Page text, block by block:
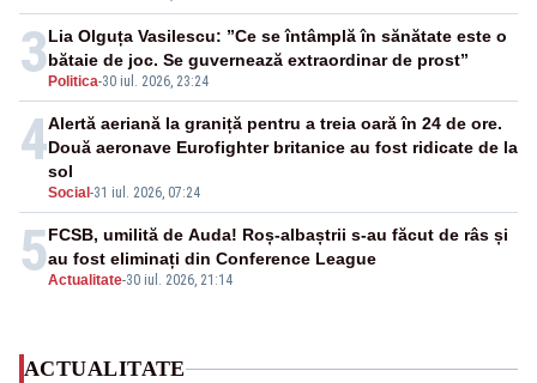
3 Politica-30 iul. 2026, 23:24
Lia Olguța Vasilescu: ”Ce se întâmplă în sănătate este o
bătaie de joc. Se guvernează extraordinar de prost”
4
Social -31 iul. 2026, 07:24
Alertă aeriană la graniță pentru a treia oară în 24 de ore.
Două aeronave Eurofighter britanice au fost ridicate de la
sol
5Actualitate-30 iul. 2026, 21:14
FCSB, umilită de Auda! Roș-albaștrii s-au făcut de râs și
au fost eliminați din Conference League
ACTUALITATE